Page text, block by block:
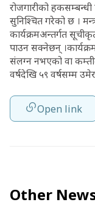
रोजगारीको
सुनिश्चित गरेको छ ।
कार्यक्रमअन्तर्गत
पाउन सक्नेछन्
संलग्न नभएको वा
वर्षदेखि ५९ वर्षसम्म
Open link
Other